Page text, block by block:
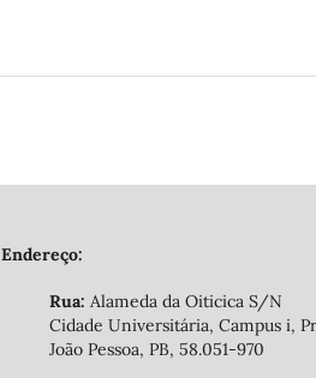
Endereço:
Rua: Alameda da Oiticica S/N
Cidade Universitária, Campus i,
João Pessoa, PB, 58.051-970